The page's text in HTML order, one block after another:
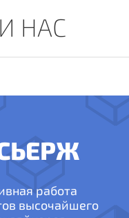
НАС
работа
высочайшего